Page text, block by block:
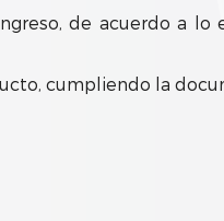
de acuerdo a
cumpliendo la